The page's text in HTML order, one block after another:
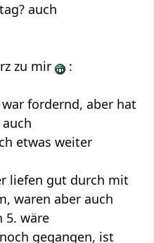
auch
zu mir :
fordernd, aber hat
etwas weiter
liefen gut durch mit
waren aber auch
5. wäre
gegangen, ist